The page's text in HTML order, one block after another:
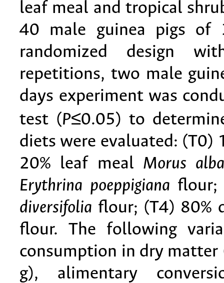
leaf meal and tropical
40 male guinea pigs of
randomized design
repetitions, two male
days experiment was
test (P≤0.05) to
diets were evaluated: (T0)
20% leaf meal Morus
Erythrina poeppigiana flour;
diversifolia flour; (T4) 80%
flour. The following
consumption in dry matter
g), alimentary